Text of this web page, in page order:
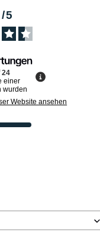
/5
24
einer
wurden
Website ansehen